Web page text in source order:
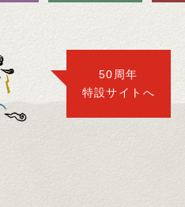
50周年
特設サイトへ